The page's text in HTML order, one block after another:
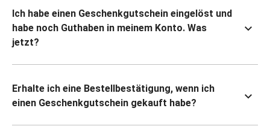
Ich habe einen Geschenkgutschein eingelöst und
habe noch Guthaben in meinem Konto. Was
jetzt?
Erhalte ich eine Bestellbestätigung, wenn ich
einen Geschenkgutschein gekauft habe?